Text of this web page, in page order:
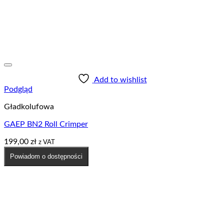
Add to wishlist
Podgląd
Gładkolufowa
GAEP BN2 Roll Crimper
199,00 zł z VAT
Powiadom o dostępności